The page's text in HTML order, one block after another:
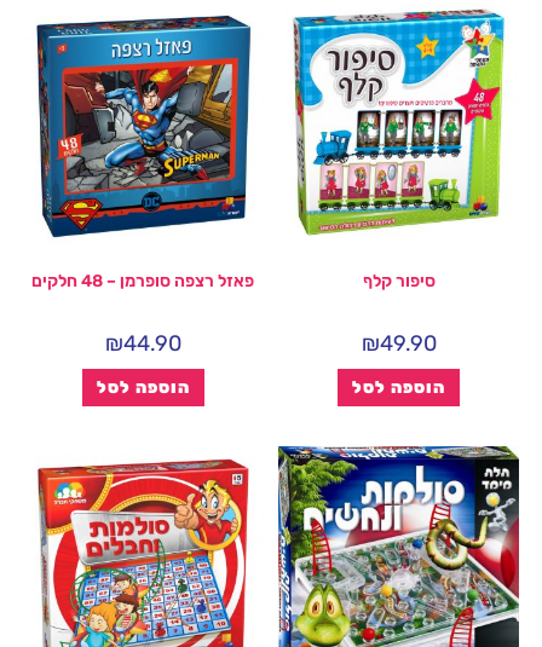
סיפור קלף
₪49.90
הוספה לסל
פאזל רצפה סופרמן – 48 חלקים
₪44.90
הוספה לסל